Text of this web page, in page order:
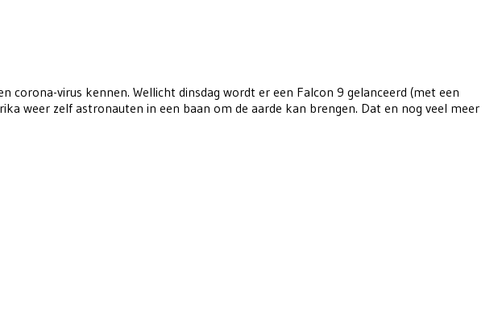
virus kennen. Wellicht dinsdag wordt er een Falcon 9 gelanceerd (met een
weer zelf astronauten in een baan om de aarde kan brengen. Dat en nog veel meer